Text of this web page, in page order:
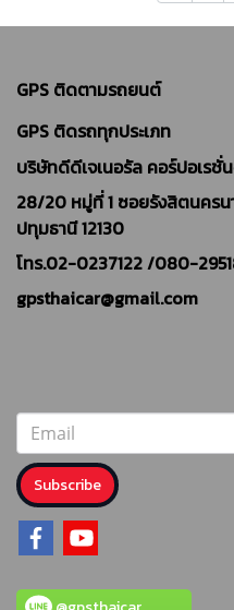
GPS ติดตามรถยนต์
GPS ติดรถทุกประเภท
บริษัทดีดีเจเนอรัล คอร์ปอเรชั่
28/20 หมู่ที่ 1 ซอยรังสิตนคร
ปทุมธานี 12130
โทร.02-0237122 /080-
gpsthaicar@gmail.com
Subscribe